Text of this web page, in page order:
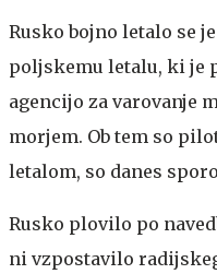
Rusko bojno letalo se
poljskemu letalu, ki je
agencijo za varovanje
morjem. Ob tem so
letalom, so danes
Rusko plovilo po
ni vzpostavilo